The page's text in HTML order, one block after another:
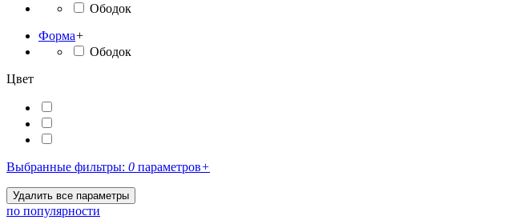
Ободок
Форма+
Ободок
Цвет
Выбранные фильтры: 0 параметров+
по популярности